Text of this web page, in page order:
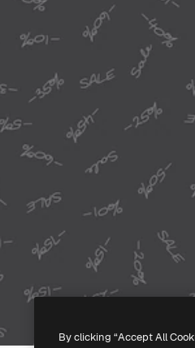
By clicking “Accept All